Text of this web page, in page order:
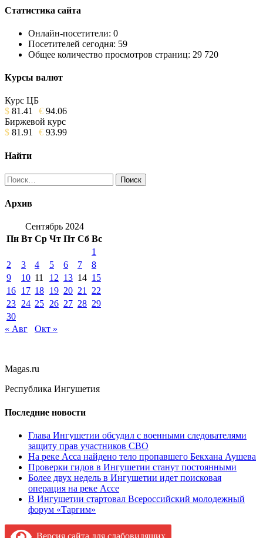
Статистика сайта
Онлайн-посетители: 0
Посетителей сегодня: 59
Общее количество просмотров страниц: 29 720
Курсы валют
Курс ЦБ
$ 81.41 € 94.06
Биржевой курс
$ 81.91 € 93.99
Найти
Найти:
Архив
Сентябрь 2024
Пн Вт Ср Чт Пт Сб Вс
1
2
3 4 5 6 7
8
9
10 11 12 13 14 15
16 17 18 19 20 21 22
23 24 25 26 27 28 29
30
« Авг
Окт »
Magas.ru
Республика Ингушетия
Последние новости
Глава Ингушетии обсудил с военными следователями
защиту прав участников СВО
На реке Асса найдено тело пропавшего Бекхана Аушева
Проверки гидов в Ингушетии станут постоянными
Более двух недель в Ингушетии идет поисковая
операция на реке Ассе
В Ингушетии стартовал Всероссийский молодежный
форум «Таргим»
Версия сайта для слабовидящих